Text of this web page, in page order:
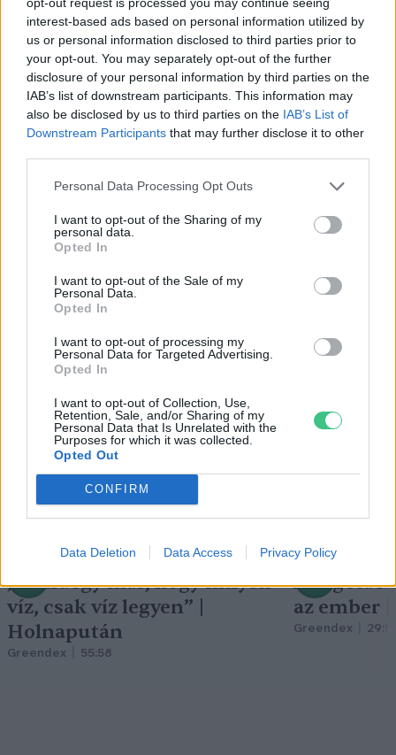
interest-based ads based on personal information utilized by
us or personal information disclosed to third parties prior to
your opt-out. You may separately opt-out of the further
disclosure of your personal information by third parties on the
IAB’s list of downstream participants. This information may
also be disclosed by us to third parties on the IAB’s List of
Downstream Participants that may further disclose it to other
Personal Data Processing Opt Outs
I want to opt-out of the Sharing of my
personal data.
Opted In
I want to opt-out of the Sale of my
Personal Data.
Opted In
I want to opt-out of processing my
Personal Data for Targeted Advertising.
Opted In
I want to opt-out of Collection, Use,
Retention, Sale, and/or Sharing of my
Personal Data that Is Unrelated with the
Purposes for which it was collected.
Opted Out
CONFIRM
Data Deletion Data Access Privacy Policy
Negatív vízállások, vízkorlátozások:
miképp takarékoskodhatsz a vízzel?
5 perc
Holnapután
„Mindegy már, hogy milyen
víz, csak víz legyen” |
Holnapután
Greendex 55:58
A
az ember
Greendex